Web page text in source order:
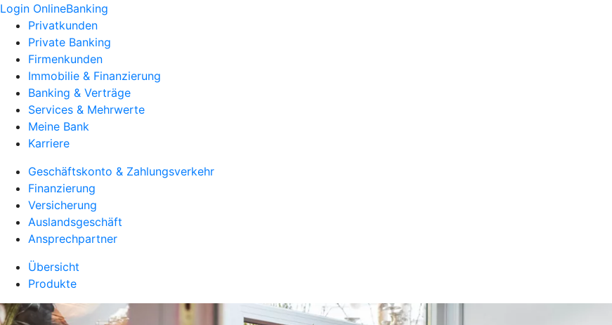
Login OnlineBanking
Privatkunden
Private Banking
Firmenkunden
Immobilie & Finanzierung
Banking & Verträge
Services & Mehrwerte
Meine Bank
Karriere
Geschäftskonto & Zahlungsverkehr
Finanzierung
Versicherung
Auslandsgeschäft
Ansprechpartner
Übersicht
Produkte